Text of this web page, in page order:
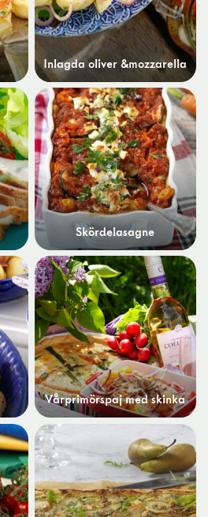
Inlagda oliver &mozzarella
Skördelasagne
Vårprimörspaj med skinka